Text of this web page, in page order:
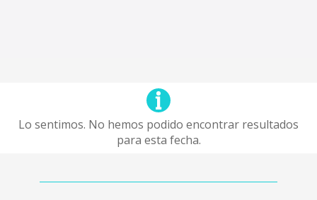
Lo sentimos. No hemos podido encontrar resultados
para esta fecha.